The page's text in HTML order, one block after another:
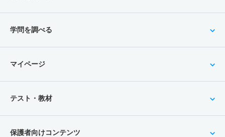
学問を調べる
マイページ
テスト・教材
保護者向けコンテンツ